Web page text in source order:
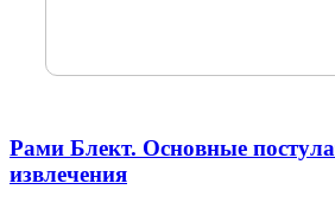
Рами Блект. Основные
извлечения